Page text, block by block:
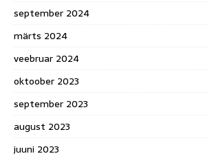
september 2024
märts 2024
veebruar 2024
oktoober 2023
september 2023
august 2023
juuni 2023